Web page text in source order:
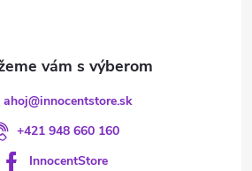
ahoj@innocentstore.sk
+421 948 660 160
InnocentStore